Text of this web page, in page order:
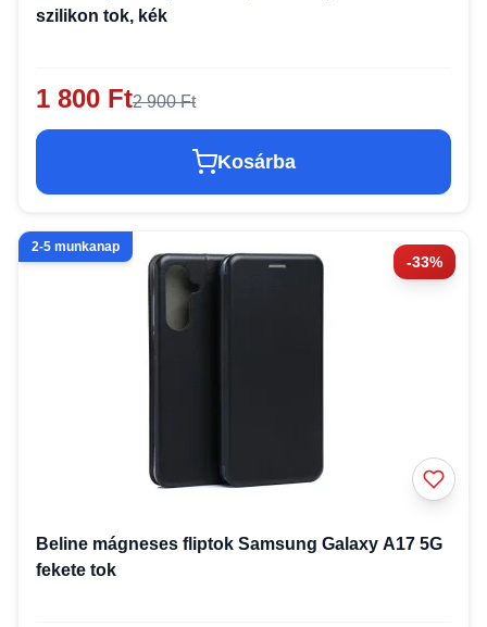
szilikon tok, kék
1 800 Ft2 900 Ft
Kosárba
-33%
2-5 munkanap
Beline mágneses fliptok Samsung Galaxy A17 5G
fekete tok